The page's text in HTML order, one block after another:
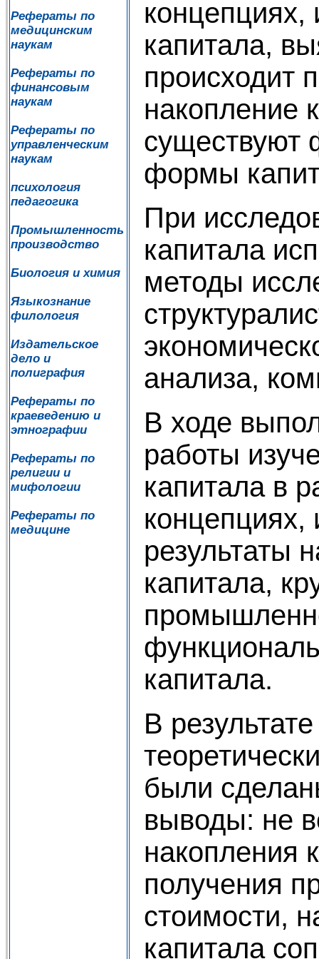
Рефераты по
медицинским
наукам
Рефераты по
финансовым
наукам
Рефераты по
управленческим
наукам
психология
педагогика
Промышленность
производство
Биология и химия
Языкознание
филология
Издательское
дело и
полиграфия
Рефераты по
краеведению и
этнографии
Рефераты по
религии и
мифологии
Рефераты по
медицине
концепциях,
капитала,
происходит
накопление
существуют
формы
При
капитала
методы
анализа,
В ходе
работы
капитала в
концепциях,
результаты
капитала,
капитала.
В
были
выводы: не
накопления
получения
стоимости,
капитала